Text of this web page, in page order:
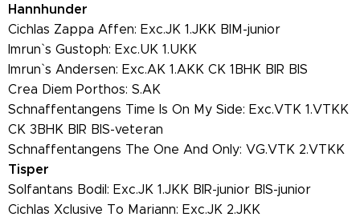
Hannhunder
Cichlas Zappa Affen: Exc.JK 1.JKK BIM-junior
Imrun` s Gustoph: Exc.UK 1.UKK
Imrun` s Andersen: Exc.AK 1.AKK CK 1BHK BIR BIS
Crea Diem Porthos: S.AK
Schnaffentangens Time Is On My Side: Exc.VTK 1.VTKK
CK 3BHK BIR BIS-veteran
Schnaffentangens The One And Only: VG.VTK 2.VTKK
Tisper
Solfantans Bodil: Exc.JK 1.JKK BIR-junior BIS-junior
Cichlas Xclusive To Mariann: Exc.JK 2.JKK